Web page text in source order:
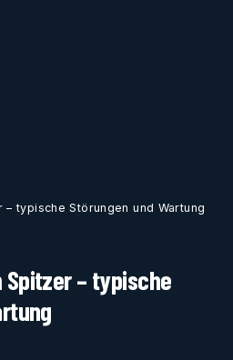
typische Störungen und Wartung
– typische